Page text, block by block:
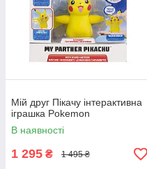
Мій друг Пікачу інтерактивна
іграшка Pokemon
В наявності
1 295 ₴ 1 495 ₴